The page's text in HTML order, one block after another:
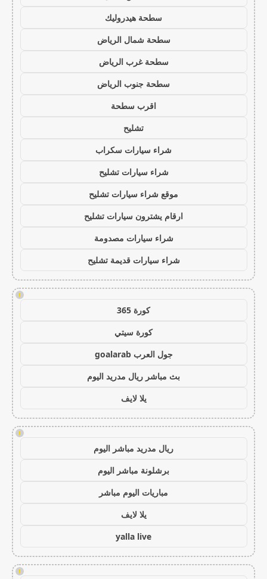
سطحة هيدروليك
سطحة شمال الرياض
سطحة غرب الرياض
سطحة جنوب الرياض
اقرب سطحة
تشليح
شراء سيارات سكراب
شراء سيارات تشليح
موقع شراء سيارات تشليح
ارقام يشترون سيارات تشليح
شراء سيارات مصدومة
شراء سيارات قديمة تشليح
!
كورة 365
كورة سيتي
جول العرب goalarab
بث مباشر ريال مدريد اليوم
يلا لايف
!
ريال مدريد مباشر اليوم
برشلونة مباشر اليوم
مباريات اليوم مباشر
يلا لايف
yalla live
!